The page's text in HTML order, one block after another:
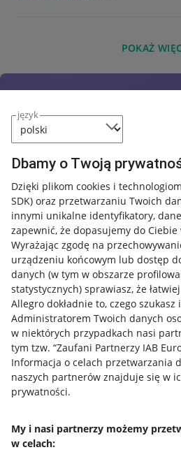
język
Dbamy o Twoją
Dzięki plikom cookies i
SDK) oraz przetwarzaniu Twoich
innymi unikalne identyfikatory,
zapewnić, że dopasujemy do
Wyrażając zgodę na
urządzeniu końcowym lub dostęp
danych (w tym w obszarze
statystycznych) sprawiasz, że
Allegro dokładnie to, czego
Administratorem Twoich danych
w niektórych przypadkach nasi
tym tzw. “Zaufani Partnerzy IAB
Informacja o celach przetwarzania
naszych partnerów znajduje się w
prywatności.
My i nasi partnerzy możemy
w celach:
POKAŻ
Przydatne informacje
Jak to działa
Allegro Gadane dla sprzedających